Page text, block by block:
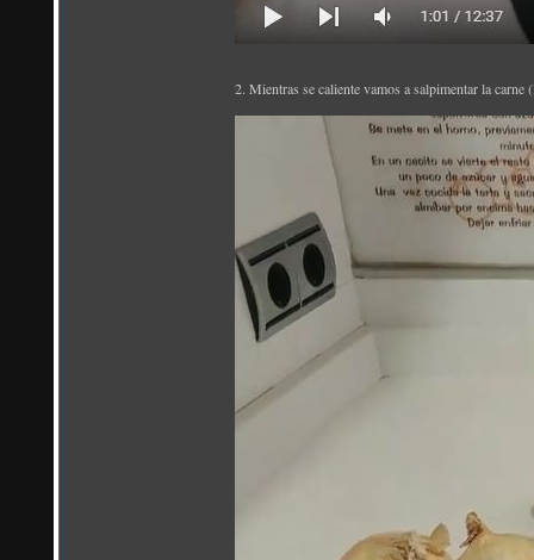
2. Mientras se caliente vamos a salpimentar la carne